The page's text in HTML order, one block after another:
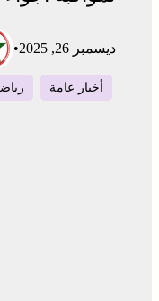
ديسمبر 26, 2025 •
أخبار عامة